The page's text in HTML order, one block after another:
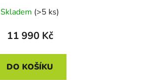
Trenton
Skladem (>5 ks)
11 990 Kč
DO KOŠÍKU